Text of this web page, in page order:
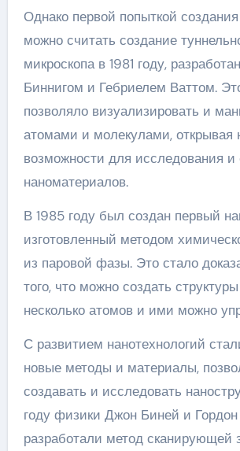
Однако первой попыткой создания
можно считать создание
микроскопа в 1981 году,
Биннигом и Гебриелем Ваттом.
позволяло визуализировать и
атомами и молекулами, открывая
возможности для исследования и
наноматериалов.
В 1985 году был создан первый
изготовленный методом
из паровой фазы. Это стало
того, что можно создать
несколько атомов и ими можно
С развитием нанотехнологий
новые методы и материалы,
создавать и исследовать
году физики Джон Биней и
разработали метод сканирующей